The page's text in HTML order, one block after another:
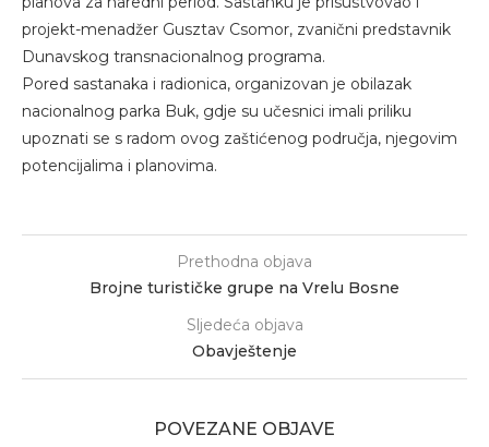
projekt-menadžer Gusztav Csomor, zvanični predstavnik
Dunavskog transnacionalnog programa.
Pored sastanaka i radionica, organizovan je obilazak
nacionalnog parka Buk, gdje su učesnici imali priliku
upoznati se s radom ovog zaštićenog područja, njegovim
potencijalima i planovima.
Prethodna objava
Brojne turističke grupe na Vrelu Bosne
Sljedeća objava
Obavještenje
POVEZANE OBJAVE